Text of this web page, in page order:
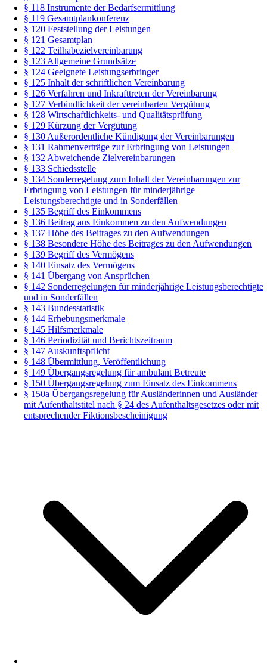
§ 118 Instrumente der Bedarfsermittlung
§ 119 Gesamtplankonferenz
§ 120 Feststellung der Leistungen
§ 121 Gesamtplan
§ 122 Teilhabezielvereinbarung
§ 123 Allgemeine Grundsätze
§ 124 Geeignete Leistungserbringer
§ 125 Inhalt der schriftlichen Vereinbarung
§ 126 Verfahren und Inkrafttreten der Vereinbarung
§ 127 Verbindlichkeit der vereinbarten Vergütung
§ 128 Wirtschaftlichkeits- und Qualitätsprüfung
§ 129 Kürzung der Vergütung
§ 130 Außerordentliche Kündigung der Vereinbarungen
§ 131 Rahmenverträge zur Erbringung von Leistungen
§ 132 Abweichende Zielvereinbarungen
§ 133 Schiedsstelle
§ 134 Sonderregelung zum Inhalt der Vereinbarungen zur
Erbringung von Leistungen für minderjährige
Leistungsberechtigte und in Sonderfällen
§ 135 Begriff des Einkommens
§ 136 Beitrag aus Einkommen zu den Aufwendungen
§ 137 Höhe des Beitrages zu den Aufwendungen
§ 138 Besondere Höhe des Beitrages zu den Aufwendungen
§ 139 Begriff des Vermögens
§ 140 Einsatz des Vermögens
§ 141 Übergang von Ansprüchen
§ 142 Sonderregelungen für minderjährige Leistungsberechtigte
und in Sonderfällen
§ 143 Bundesstatistik
§ 144 Erhebungsmerkmale
§ 145 Hilfsmerkmale
§ 146 Periodizität und Berichtszeitraum
§ 147 Auskunftspflicht
§ 148 Übermittlung, Veröffentlichung
§ 149 Übergangsregelung für ambulant Betreute
§ 150 Übergangsregelung zum Einsatz des Einkommens
§ 150a Übergangsregelung für Ausländerinnen und Ausländer
mit Aufenthaltstitel nach § 24 des Aufenthaltsgesetzes oder mit
entsprechender Fiktionsbescheinigung